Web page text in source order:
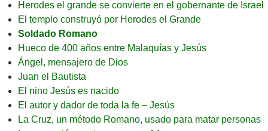
Herodes el grande se convierte en el gobernante de Israel
El templo construyó por Herodes el Grande
Soldado Romano
Hueco de 400 años entre Malaquías y Jesús
Ángel, mensajero de Dios
Juan el Bautista
El nino Jesús es nacido
El autor y dador de toda la fe – Jesús
La Cruz, un método Romano, usado para matar personas